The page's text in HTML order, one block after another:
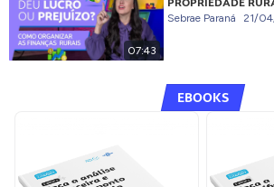
07:43
Sebrae Paraná 21/
EBOOKS